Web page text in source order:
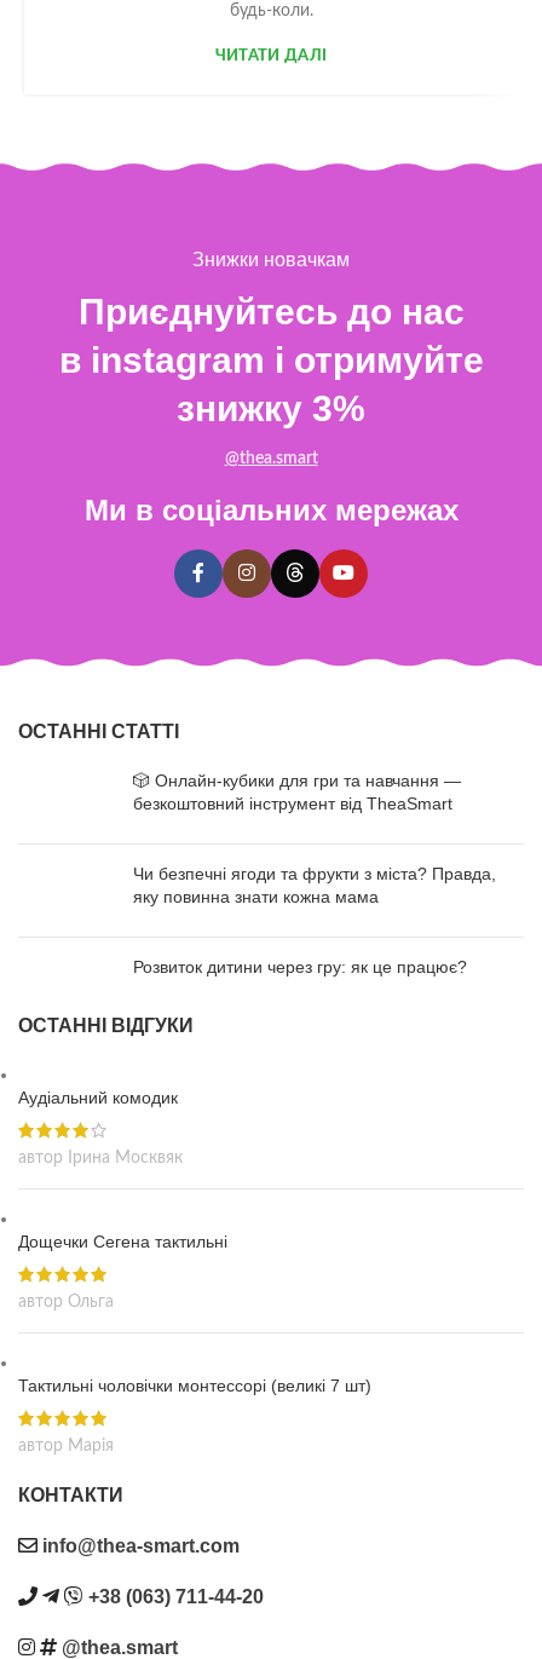
будь-коли.
ЧИТАТИ ДАЛІ
Знижки новачкам
Приєднуйтесь до нас
в instagram і отримуйте
знижку 3%
@thea.smart
Ми в соціальних мережах
ОСТАННІ СТАТТІ
🎲 Онлайн-кубики для гри та навчання —
безкоштовний інструмент від TheaSmart
Чи безпечні ягоди та фрукти з міста? Правда,
яку повинна знати кожна мама
Розвиток дитини через гру: як це працює?
ОСТАННІ ВІДГУКИ
Аудіальний комодик
автор Ірина Москвяк
Дощечки Сегена тактильні
автор Ольга
Тактильні чоловічки монтессорі (великі 7 шт)
автор Марія
КОНТАКТИ
info@thea-smart.com
+38 (063) 711-44-20
@thea.smart